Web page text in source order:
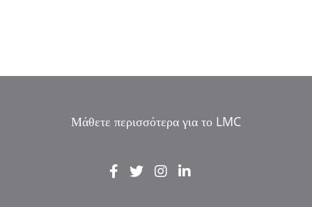
Μάθετε περισσότερα για το LMC